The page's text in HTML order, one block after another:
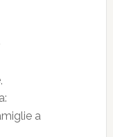
a